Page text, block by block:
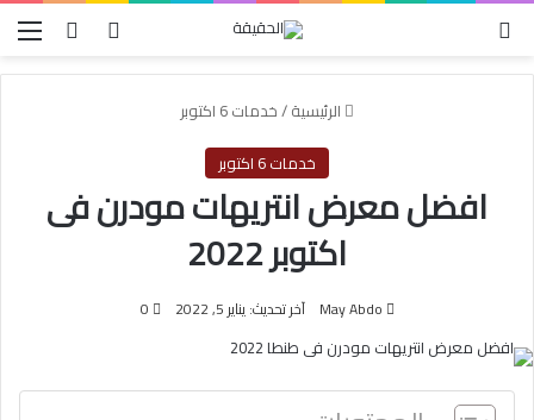
بحث عنتسجيل
الرئيسية/خدمات 6 اكتوبر
خدمات 6 اكتوبر
افضل معرض انتريهات مودرن فى
اكتوبر 2022
May Abdo آخر تحديث: يناير 5, 2022 0